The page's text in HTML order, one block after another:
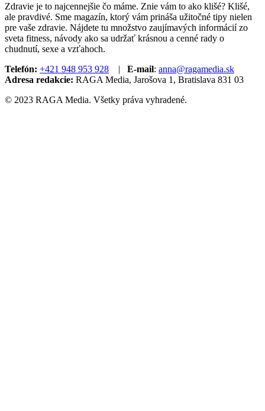
Zdravie je to najcennejšie čo máme. Znie vám to ako klišé? Klišé,
ale pravdivé. Sme magazín, ktorý vám prináša užitočné tipy nielen
pre vaše zdravie. Nájdete tu množstvo zaujímavých informácií zo
sveta fitness, návody ako sa udržať krásnou a cenné rady o
chudnutí, sexe a vzťahoch.
Telefón: +421 948 953 928 | E-mail: anna@ragamedia.sk
Adresa redakcie: RAGA Media, Jarošova 1, Bratislava 831 03
© 2023 RAGA Media. Všetky práva vyhradené.